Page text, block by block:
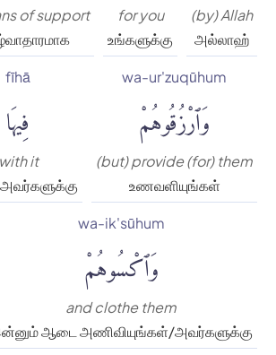
(by) Allah
அல்லாஹ்
for you
உங்களுக்கு
of support
wa-ur'zuqūhum
وَٱرْزُقُوهُمْ
(but) provide (for) them
உணவளியுங்கள்
fīhā
فِيهَا
with it
wa-ik'sūhum
وَٱكْسُوهُمْ
and clothe them
ஆடை அணிவியுங்கள்/அவர்களுக்கு